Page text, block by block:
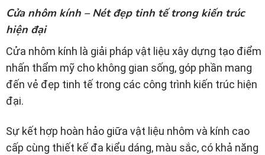
Cửa nhôm kính – Nét đẹp tinh tế trong kiến trúc
hiện đại
Cửa nhôm kính là giải pháp vật liệu xây dựng tạo điểm
nhấn thẩm mỹ cho không gian sống, góp phần mang
đến vẻ đẹp tinh tế trong các công trình kiến trúc hiện
đại.
Sự kết hợp hoàn hảo giữa vật liệu nhôm và kính cao
cấp cùng thiết kế đa kiểu dáng, màu sắc, có khả năng